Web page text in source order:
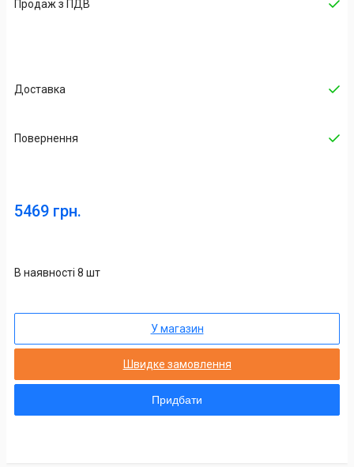
Продаж з ПДВ
Доставка
Повернення
5469 грн.
В наявності 8 шт
У магазин
Швидке замовлення
Придбати